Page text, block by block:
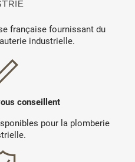
française fournissant du
industrielle.
conseillent
pour la plomberie